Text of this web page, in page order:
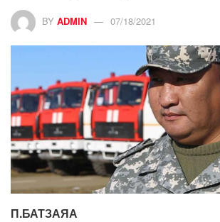
BY ADMIN 07/18/2021
П.БАТЗАЯА